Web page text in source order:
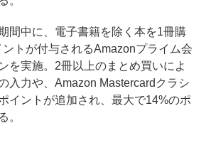
間中に、電子書籍を除く本を1冊購
ントが付与されるAmazonプライム会
を実施。2冊以上のまとめ買いによ
入力や、Amazon Mastercardクラシ
イントが追加され、最大で14%のポ
。